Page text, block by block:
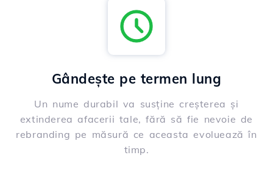
Gândește pe termen lung
Un nume durabil va susține creșterea și
extinderea afacerii tale, fără să fie nevoie de
rebranding pe măsură ce aceasta evoluează în
timp.